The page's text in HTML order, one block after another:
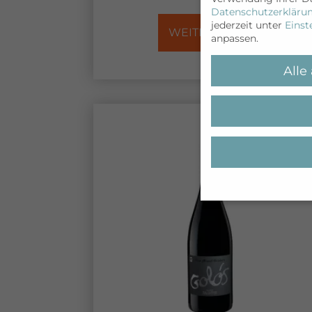
WEITERLESEN
jederzeit unter
anpassen.
Alle
Wenn Sie unter 16
Sie Ihre
Wir verwenden
während andere uns
können verarbeitet
Anzeigen- und
unserer